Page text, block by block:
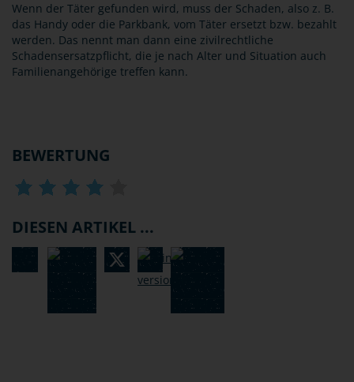
Wenn der Täter gefunden wird, muss der Schaden, also z. B.
das Handy oder die Parkbank, vom Täter ersetzt bzw. bezahlt
werden. Das nennt man dann eine zivilrechtliche
Schadensersatzpflicht, die je nach Alter und Situation auch
Familienangehörige treffen kann.
BEWERTUNG
DIESEN ARTIKEL ...